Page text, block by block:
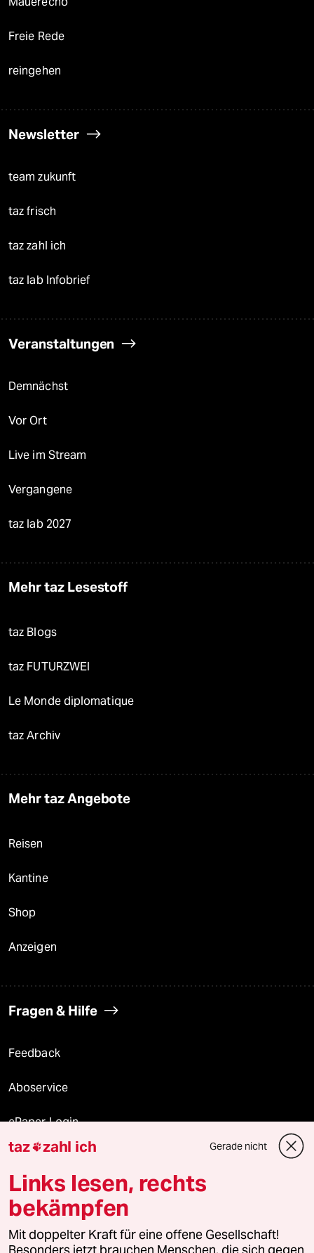
Freie Rede
reingehen
Newsletter
team zukunft
taz frisch
taz zahl ich
taz lab Infobrief
Veranstaltungen
Demnächst
Vor Ort
Live im Stream
Vergangene
taz lab 2027
Mehr taz Lesestoff
taz Blogs
taz FUTURZWEI
Le Monde diplomatique
taz Archiv
Mehr taz Angebote
Reisen
Kantine
Shop
Anzeigen
Fragen & Hilfe
Feedback
Aboservice
ePaper Login
Downloads für Abonnierende
© 2026 taz Verlags und Vertriebs GmbH
Alle Rechte vorbehalten. Bei rechtlichen Fragen oder für Genehmigungen
wenden Sie sich bitte an
lizenzen@taz.de
taz zahl ich Gerade nicht
Links lesen, rechts
bekämpfen
Mit doppelter Kraft für eine offene Gesellschaft!